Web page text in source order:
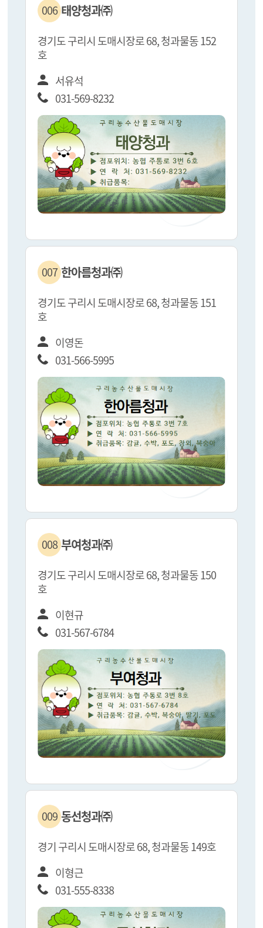
006 태양청과㈜
경기도 구리시 도매시장로 68, 청과물동 152
호
서유석
031-569-8232
007 한아름청과㈜
경기도 구리시 도매시장로 68, 청과물동 151
호
이영돈
031-566-5995
008 부여청과㈜
경기도 구리시 도매시장로 68, 청과물동 150
호
이현규
031-567-6784
009 동선청과㈜
경기 구리시 도매시장로 68, 청과물동 149호
이형근
031-555-8338